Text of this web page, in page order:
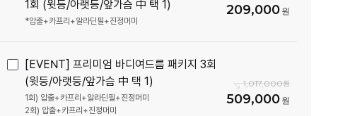
1회 (윗등/아랫등/앞가슴 中 택 1)
209,000
[EVENT] 프리미엄 바디여드름 패키지 3회
(윗등/아랫등/앞가슴 中 택 1)
1회) 압출+카프리+알라딘필+진정머미
2회) 압출+카프리+진정머미
1,017,000
509,000